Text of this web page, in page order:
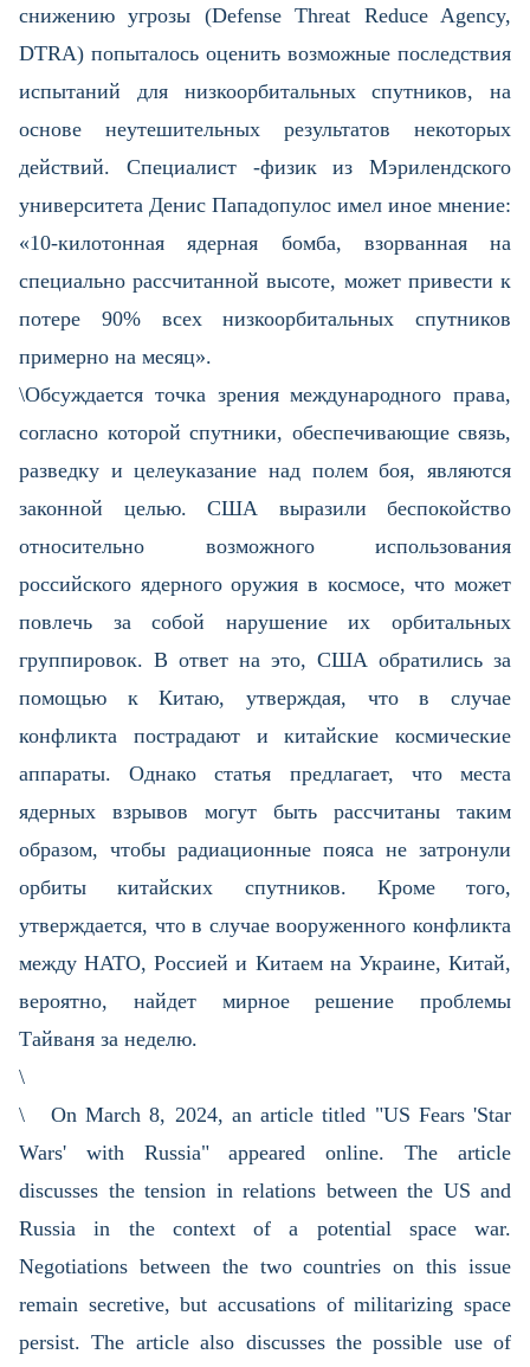
снижению угрозы (Defense Threat Reduce Agency,
DTRA) попыталось оценить возможные последствия
испытаний для низкоорбитальных спутников, на
основе неутешительных результатов некоторых
действий. Специалист -физик из Мэрилендского
университета Денис Пападопулос имел иное мнение:
«10-килотонная ядерная бомба, взорванная на
специально рассчитанной высоте, может привести к
потере 90% всех низкоорбитальных спутников
примерно на месяц».
\Обсуждается точка зрения международного права,
согласно которой спутники, обеспечивающие связь,
разведку и целеуказание над полем боя, являются
законной целью. США выразили беспокойство
относительно возможного использования
российского ядерного оружия в космосе, что может
повлечь за собой нарушение их орбитальных
группировок. В ответ на это, США обратились за
помощью к Китаю, утверждая, что в случае
конфликта пострадают и китайские космические
аппараты. Однако статья предлагает, что места
ядерных взрывов могут быть рассчитаны таким
образом, чтобы радиационные пояса не затронули
орбиты китайских спутников. Кроме того,
утверждается, что в случае вооруженного конфликта
между НАТО, Россией и Китаем на Украине, Китай,
вероятно, найдет мирное решение проблемы
Тайваня за неделю.
\
\ On March 8, 2024, an article titled "US Fears 'Star
Wars' with Russia" appeared online. The article
discusses the tension in relations between the US and
Russia in the context of a potential space war.
Negotiations between the two countries on this issue
remain secretive, but accusations of militarizing space
persist. The article also discusses the possible use of